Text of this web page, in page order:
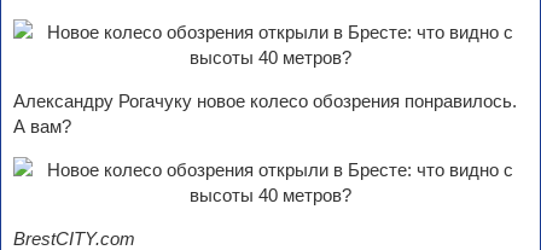
Александру Рогачуку новое колесо обозрения понравилось.
А вам?
BrestCITY.com